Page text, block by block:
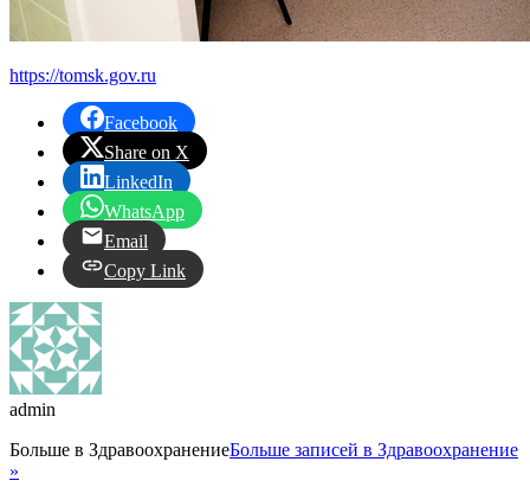
https://tomsk.gov.ru
Facebook
Share on X
LinkedIn
WhatsApp
Email
Copy Link
admin
Больше в ЗдравоохранениеБольше записей в Здравоохранение
»